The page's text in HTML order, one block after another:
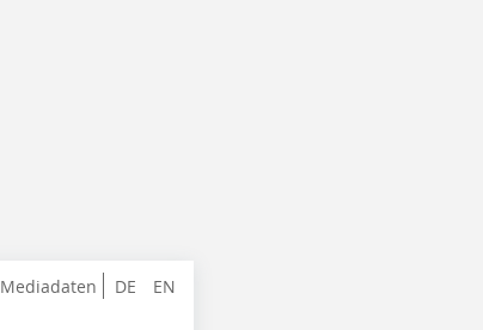
DE EN
Mediadaten